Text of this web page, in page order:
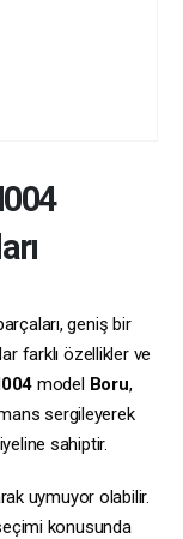
geniş bir
farklı özellikler ve
model Boru,
sergileyerek
sahiptir.
uymuyor olabilir.
konusunda